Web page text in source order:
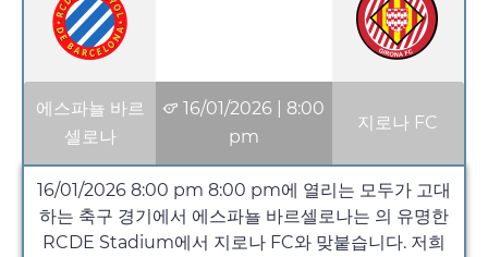
에스파뇰 바르
셀로나
16/01/2026
8:00
pm
지로나 FC
16/01/2026 8:00 pm 8:00 pm에 열리는 모두가 고대
하는 축구 경기에서 에스파뇰 바르셀로나는 의 유명한
RCDE Stadium에서 지로나 FC와 맞붙습니다. 저희